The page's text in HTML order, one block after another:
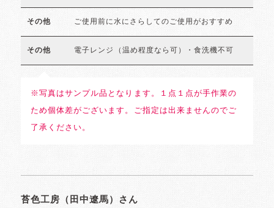
その他 ご使用前に水にさらしてのご使用がおすすめ
その他 電子レンジ（温め程度なら可）・食洗機不可
※写真はサンプル品となります。１点１点が手作業の
ため個体差がございます。ご指定は出来ませんのでご
了承ください。
苔色工房（田中遼馬）さん